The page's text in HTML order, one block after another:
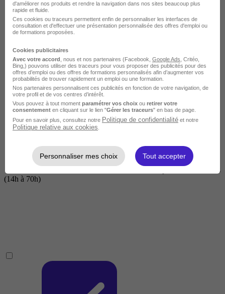
Courte
2 jours à 2 semaines
(14h à 70h)
d'améliorer nos produits et rendre la navigation dans nos sites beaucoup plus
rapide et fluide.
Ces cookies ou traceurs permettent enfin de personnaliser les interfaces de
consultation et d'effectuer une présentation personnalisée des offres d'emploi ou
de formations proposées.
Cookies publicitaires
Avec votre accord , nous et nos partenaires (Facebook, Google Ads , Critéo,
Bing,) pouvons utiliser des traceurs pour vous proposer des publicités pour des
offres d’emploi ou des offres de formations personnalisés afin d’augmenter vos
probabilités de trouver rapidement un emploi ou une formation.
Nos partenaires personnalisent ces publicités en fonction de votre navigation, de
votre profil et de vos centres d’intérêt.
Vous pouvez à tout moment paramétrer vos choix ou retirer votre
consentement en cliquant sur le lien "Gérer les traceurs" en bas de page.
Pour en savoir plus, consultez notre Politique de confidentialité et notre
Politique relative aux cookies
Personnaliser mes choix Tout accepter